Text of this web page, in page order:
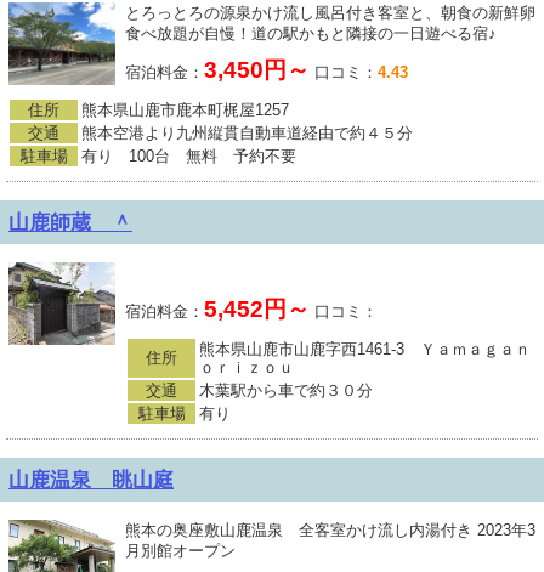
とろっとろの源泉かけ流し風呂付き客室と、朝食の新鮮卵
食べ放題が自慢！道の駅かもと隣接の一日遊べる宿♪
宿泊料金： 3,450円～ 口コミ： 4.43
住所
熊本県山鹿市鹿本町梶屋1257
交通
熊本空港より九州縦貫自動車道経由で約４５分
駐車場
有り 100台 無料 予約不要
山鹿師蔵 ＾
宿泊料金： 5,452円～ 口コミ：
住所
熊本県山鹿市山鹿字西1461-3 Ｙａｍａｇａｎ
ｏｒｉｚｏｕ
交通
木葉駅から車で約３０分
駐車場
有り
山鹿温泉 眺山庭
熊本の奥座敷山鹿温泉 全客室かけ流し内湯付き 2023年3
月別館オープン